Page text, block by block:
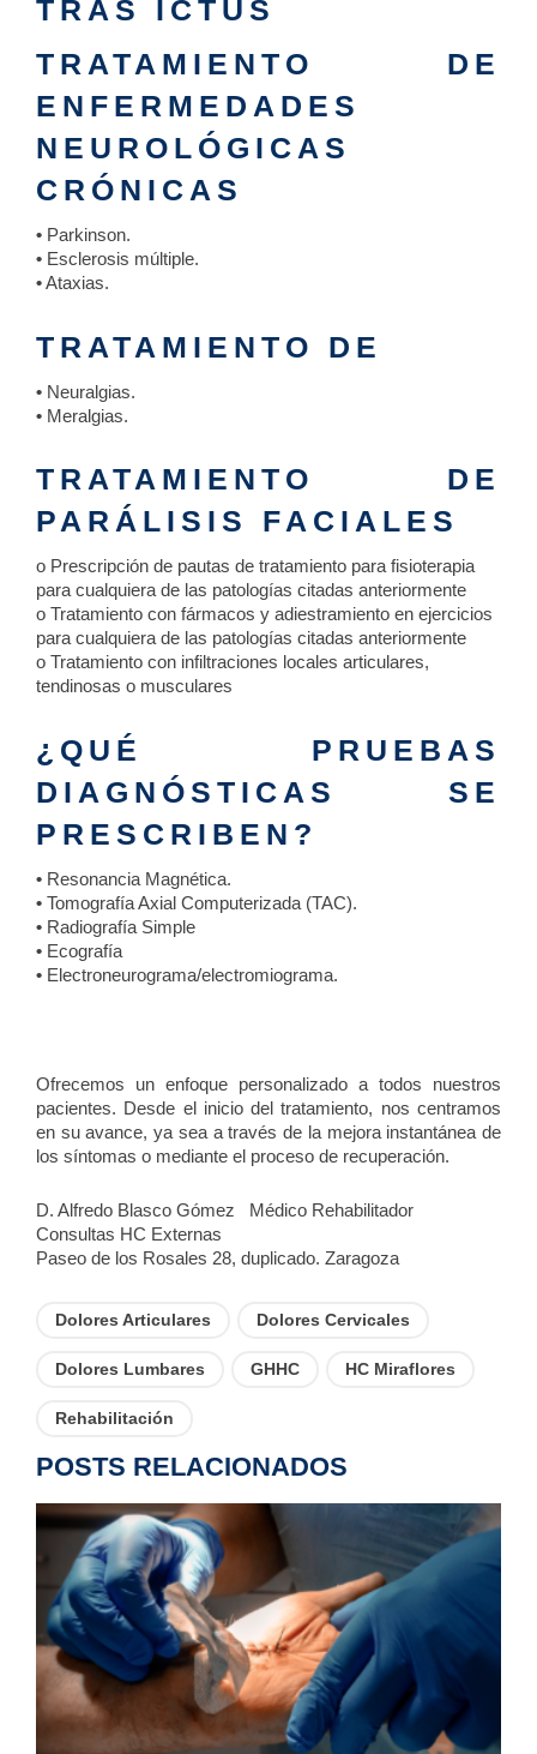
TRAS ICTUS
TRATAMIENTO DE
ENFERMEDADES
NEUROLÓGICAS
CRÓNICAS
• Parkinson.
• Esclerosis múltiple.
•Ataxias.
TRATAMIENTO DE
• Neuralgias.
• Meralgias.
TRATAMIENTO DE
PARÁLISIS FACIALES
o Prescripción de pautas de tratamiento para fisioterapia
para cualquiera de las patologías citadas anteriormente
o Tratamiento con fármacos y adiestramiento en ejercicios
para cualquiera de las patologías citadas anteriormente
o Tratamiento con infiltraciones locales articulares,
tendinosas o musculares
¿QUÉ PRUEBAS
DIAGNÓSTICAS SE
PRESCRIBEN?
• Resonancia Magnética.
• Tomografía Axial Computerizada (TAC).
• Radiografía Simple
• Ecografía
• Electroneurograma/electromiograma.
Ofrecemos un enfoque personalizado a todos nuestros
pacientes. Desde el inicio del tratamiento, nos centramos
en su avance, ya sea a través de la mejora instantánea de
los síntomas o mediante el proceso de recuperación.
D. Alfredo Blasco Gómez Médico Rehabilitador
Consultas HC Externas
Paseo de los Rosales 28, duplicado. Zaragoza
Dolores Articulares Dolores Cervicales
Dolores Lumbares GHHC HC Miraflores
Rehabilitación
POSTS RELACIONADOS